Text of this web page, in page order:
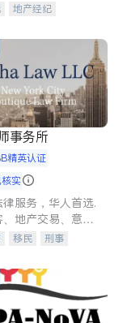
地产经纪
事务所
精英认证
实
服务，华人首选.
地产交易、意外
祸重伤、商业诉
刑事案件全包办
移民
刑事
商业
师-其它 保释